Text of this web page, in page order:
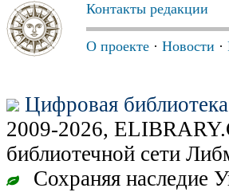
Контакты редакции
О проекте · Новости ·
Цифровая
2009-2026,
библиотечной сети
Сохраняя наследие